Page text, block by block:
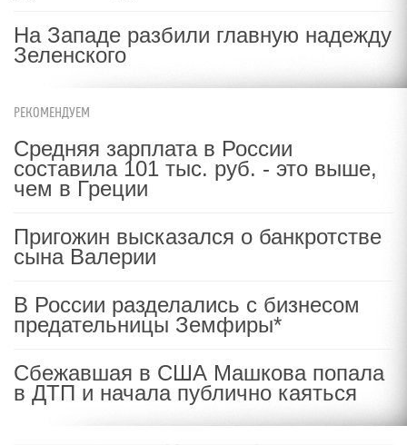
На Западе разбили главную надежду
Зеленского
РЕКОМЕНДУЕМ
Средняя зарплата в России
составила 101 тыс. руб. - это выше,
чем в Греции
Пригожин высказался о банкротстве
сына Валерии
В России разделались с бизнесом
предательницы Земфиры*
Сбежавшая в США Машкова попала
в ДТП и начала публично каяться